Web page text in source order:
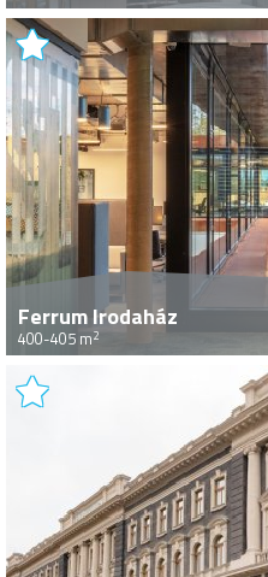
Ferrum Irodaház
400-405 m2